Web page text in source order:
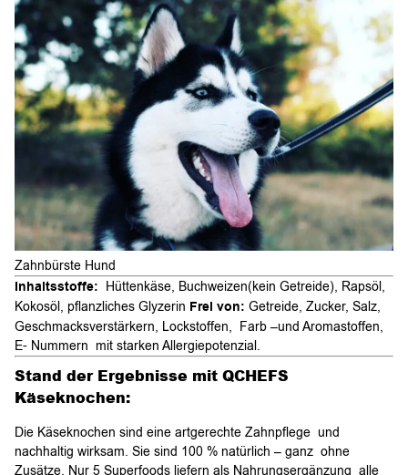
Zahnbürste Hund
Inhaltsstoffe: Hüttenkäse, Buchweizen(kein Getreide), Rapsöl,
Kokosöl, pflanzliches Glyzerin Frei von: Getreide, Zucker, Salz,
Geschmacksverstärkern, Lockstoffen, Farb –und Aromastoffen,
E- Nummern mit starken Allergiepotenzial.
Stand der Ergebnisse mit QCHEFS
Käseknochen:
Die Käseknochen sind eine artgerechte Zahnpflege und
nachhaltig wirksam. Sie sind 100 % natürlich – ganz ohne
Zusätze. Nur 5 Superfoods liefern als Nahrungsergänzung alle